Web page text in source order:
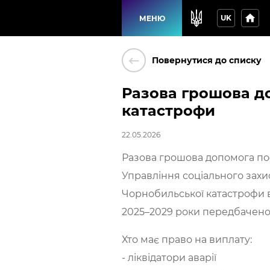
МЕНЮ UK home
keyboard_backspace Повернутися до списку
Разова грошова
катастрофи
22.05.2026
Разова грошова допомога
Управління соціального
Чорнобильської катастрофи
2025–2029 роки
Хто має право на виплату:
- ліквідатори аварії